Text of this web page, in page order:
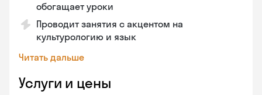
обогащает уроки
Проводит занятия с акцентом на
культурологию и язык
Читать дальше
Услуги и цены